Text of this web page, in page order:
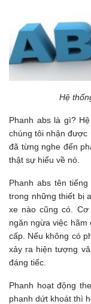
Hệ
Phanh abs là gì?
chúng tôi nhận được
đã từng nghe đến
thật sự hiểu về nó.
Phanh abs tên
trong những thiết bị
xe nào cũng có.
ngăn ngừa việc hãm
cấp. Nếu không có
xảy ra hiện tượng
đáng tiếc.
Phanh hoạt động
phanh dứt khoát thì